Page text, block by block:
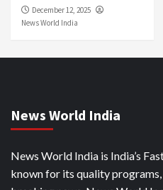
December 12, 2025
News World India
News World India
News World India is India’s
known for its quality